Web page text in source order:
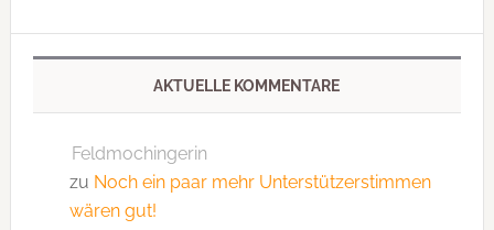
AKTUELLE KOMMENTARE
Feldmochingerin
zu Noch ein paar mehr Unterstützerstimmen
wären gut!